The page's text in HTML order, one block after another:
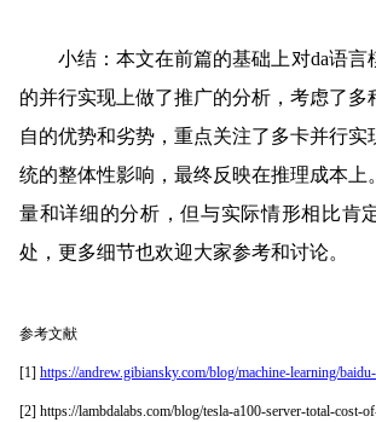
小结：本文在前篇的基础上对da语言
的并行实现上做了推广的分析，考虑了多
自的优势和劣势，重点关注了多卡并行实
统的整体性影响，最终反映在推理成本上
量和详细的分析，但与实际情形相比肯
处，更多细节也欢迎大家参考和讨论。
参考文献
[1] https://andrew.gibiansky.com/blog/machine-learning/
[2] https://lambdalabs.com/blog/tesla-a100-server-total-cost-